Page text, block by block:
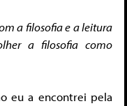
a filosofia e a leitura
a filosofia como
eu a encontrei pela